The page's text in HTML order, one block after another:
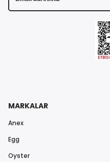
MARKALAR
Anex
Egg
Oyster